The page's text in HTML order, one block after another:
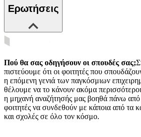
Ερωτήσεις
Πού θα σας οδηγήσουν οι σπουδές σας;
πιστεύουμε ότι οι φοιτητές που
η επόμενη γενιά των παγκόσμιων
θέλουμε να το κάνουν ακόμα
η μηχανή αναζήτησής μας βοηθά πάνω
φοιτητές να συνδεθούν με κάποια από τα
και σχολές σε όλο τον κόσμο.